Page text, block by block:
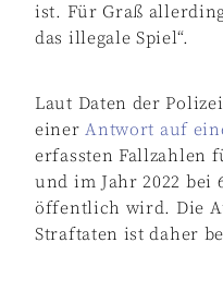
ist. Für Graß
das illegale Spiel“.
Laut Daten der
einerAntwort auf
erfassten Fallzahlen
und im Jahr 2022
öffentlich wird. Die
Straftaten ist daher